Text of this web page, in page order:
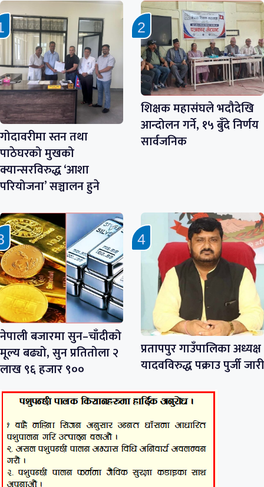
गोदावरीमा स्तन तथा
पाठेघरको मुखको
क्यान्सरविरुद्ध ‘आशा
परियोजना’ सञ्चालन हुने
शिक्षक महासंघले भदौदेखि
आन्दोलन गर्ने, १५ बुँदे निर्णय
सार्वजनिक
नेपाली बजारमा सुन–चाँदीको
मूल्य बढ्यो, सुन प्रतितोला २
लाख ९६ हजार ९००
प्रतापपुर गाउँपालिका अध्यक्ष
यादवविरुद्ध पक्राउ पुर्जी जारी